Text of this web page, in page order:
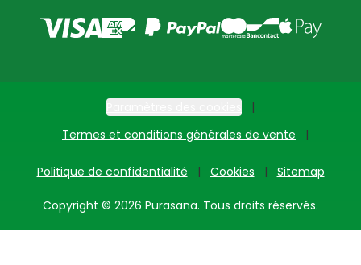
Termes et conditions générales de vente
Politique de confidentialité Cookies Sitemap
Copyright © 2026 Purasana. Tous droits réservés.